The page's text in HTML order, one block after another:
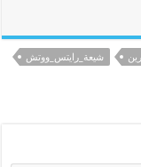
شيعة_رايتس_ووتش